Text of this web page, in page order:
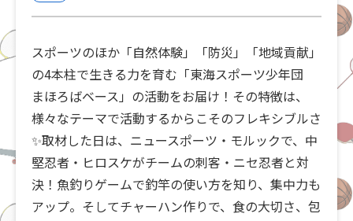
スポーツのほか「自然体験」「防災」「地域貢献」
の4本柱で生きる力を育む「東海スポーツ少年団
まほろばベース」の活動をお届け！その特徴は、
様々なテーマで活動するからこそのフレキシブルさ
✨取材した日は、ニュースポーツ・モルックで、中
堅忍者・ヒロスケがチームの刺客・ニセ忍者と対
決！魚釣りゲームで釣竿の使い方を知り、集中力も
アップ。そしてチャーハン作りで、食の大切さ、包